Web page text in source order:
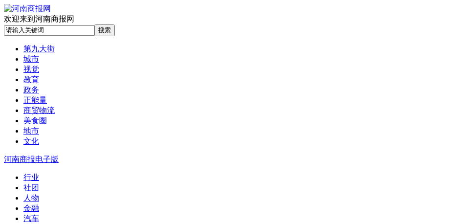
欢迎来到河南商报网
第九大街
城市
视觉
教育
政务
正能量
商贸物流
美食圈
地市
文化
河南商报电子版
行业
社团
人物
金融
汽车